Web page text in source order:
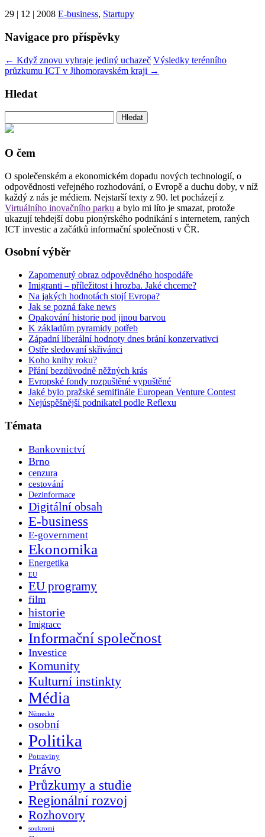
29 | 12 | 2008 E-business, Startupy
Navigace pro příspěvky
← Když znovu vyhraje jediný uchazeč Výsledky terénního
průzkumu ICT v Jihomoravském kraji →
Hledat
O čem
O společenském a ekonomickém dopadu nových technologií, o
odpovědnosti veřejného rozhodování, o Evropě a duchu doby, v níž
každý z nás je médiem. Nejstarší texty z 90. let pocházejí z
Virtuálního inovačního parku a bylo mi líto je smazat, protože
ukazují tehdejší dobu pionýrského podnikání s internetem, raných
ICT investic a začátků informační společnosti v ČR.
Osobní výběr
Zapomenutý obraz odpovědného hospodáře
Imigranti – příležitost i hrozba. Jaké chceme?
Na jakých hodnotách stojí Evropa?
Jak se pozná fake news
Opakování historie pod jinou barvou
K základům pyramidy potřeb
Západní liberální hodnoty dnes brání konzervativci
Ostře sledovaní skřivánci
Koho knihy roku?
Přání bezdůvodně něžných krás
Evropské fondy rozpuštěné vypuštěné
Jaké bylo pražské semifinále European Venture Contest
Nejúspěšnější podnikatel podle Reflexu
Témata
Bankovnictví
Brno
cenzura
cestování
Dezinformace
Digitální obsah
E-business
E-government
Ekonomika
Energetika
EU
EU programy
film
historie
Imigrace
Informační společnost
Investice
Komunity
Kulturní instinkty
Média
Německo
osobní
Politika
Potraviny
Právo
Průzkumy a studie
Regionální rozvoj
Rozhovory
soukromí